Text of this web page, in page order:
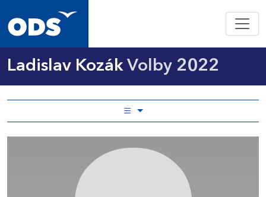
Ladislav Kozák Volby 2022